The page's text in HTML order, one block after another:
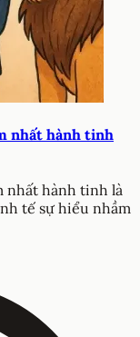
nhất hành tinh
nhất hành tinh là
tế sự hiểu nhầm